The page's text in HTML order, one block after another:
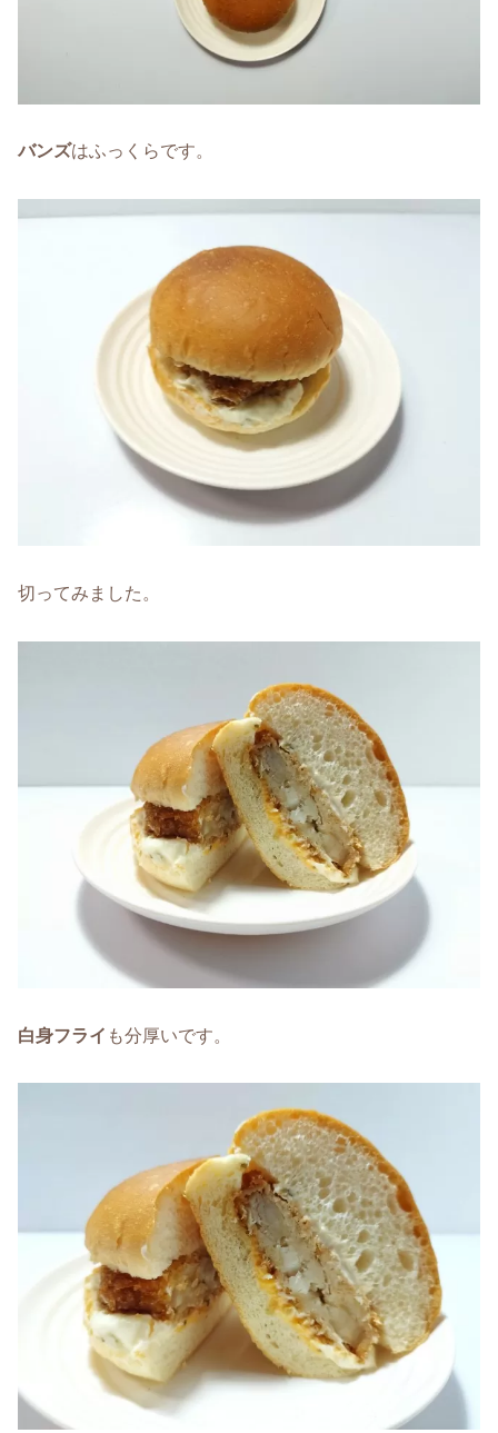
バンズはふっくらです。
切ってみました。
白身フライ も分厚いです。